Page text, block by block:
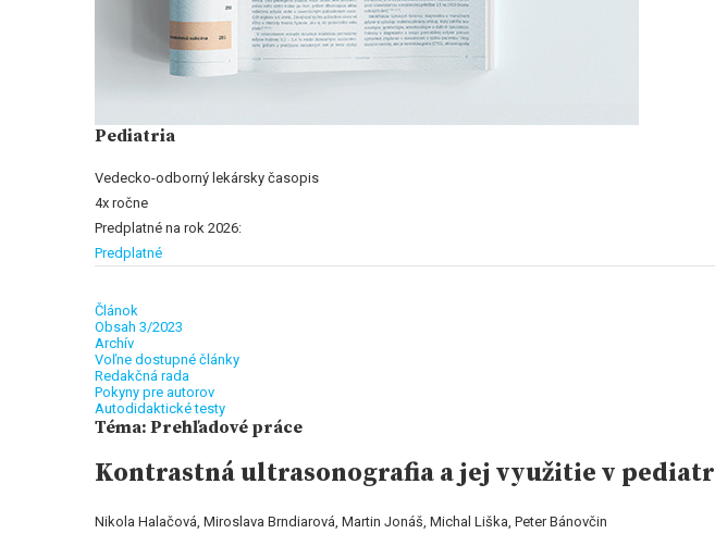
Pediatria
Vedecko-odborný lekársky časopis
4x ročne
Predplatné na rok 2026:
Predplatné
Článok
Obsah 3/2023
Archív
Voľne dostupné články
Redakčná rada
Pokyny pre autorov
Autodidaktické testy
Téma: Prehľadové práce
Kontrastná ultrasonografia a jej využitie v
Nikola Halačová, Miroslava Brndiarová, Martin Jonáš, Michal Liška, Peter Bánovčin